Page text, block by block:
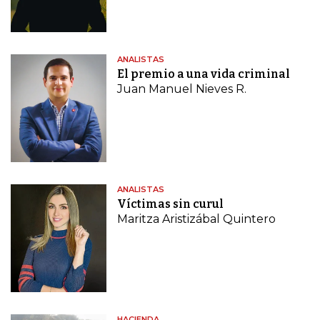
ANALISTAS
El premio a una vida criminal
Juan Manuel Nieves R.
ANALISTAS
Víctimas sin curul
Maritza Aristizábal Quintero